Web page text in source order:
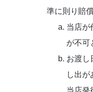
準に則り賠
当店が
が不可
お渡し
し出が
当店発